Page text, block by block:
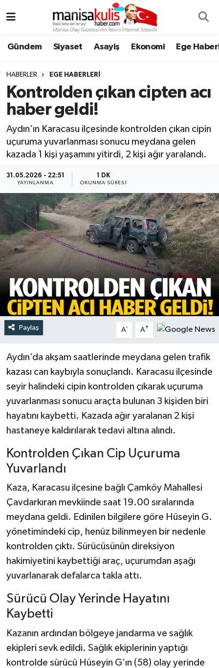
Gündem Siyaset Asayiş Ekonomi Ege
HABERLER EGE HABERLERI
Kontrolden çıkan cipten acı
haber geldi!
Aydın’ın Karacasu ilçesinde kontrolden çıkan cipin
uçuruma yuvarlanması sonucu meydana gelen
kazada 1 kişi yaşamını yitirdi, 2 kişi ağır yaralandı.
31.05.2026 - 22:51
YAYINLANMA
1 DK
OKUNMA SÜRESI
Paylaş A- A+
Aydın’da akşam saatlerinde meydana gelen trafik
kazası can kaybıyla sonuçlandı. Karacasu ilçesinde
seyir halindeki cipin kontrolden çıkarak uçuruma
yuvarlanması sonucu araçta bulunan 3 kişiden biri
hayatını kaybetti. Kazada ağır yaralanan 2 kişi
hastaneye kaldırılarak tedavi altına alındı.
Kontrolden Çıkan Cip Uçuruma
Yuvarlandı
Kaza, Karacasu ilçesine bağlı Çamköy Mahallesi
Çavdarkıran mevkiinde saat 19.00 sıralarında
meydana geldi. Edinilen bilgilere göre Hüseyin G.
yönetimindeki cip, henüz bilinmeyen bir nedenle
kontrolden çıktı. Sürücüsünün direksiyon
hakimiyetini kaybettiği araç, uçurumdan aşağı
yuvarlanarak defalarca takla attı.
Sürücü Olay Yerinde Hayatını
Kaybetti
Kazanın ardından bölgeye jandarma ve sağlık
ekipleri sevk edildi. Sağlık ekiplerinin yaptığı
kontrolde sürücü Hüseyin G’ın (58) olay yerinde
Ege Haberleri
Ekonomi
Genel
Resmi İlan
Siyaset
Spor
Türkiye
Yaşam
Yunusemre Hava Durumu
Yunusemre Trafik Yoğunluk Haritası
Süper Lig Puan Durumu ve Fikstür
Tüm Manşetler
Son Dakika Haberleri
Haber Arşivi